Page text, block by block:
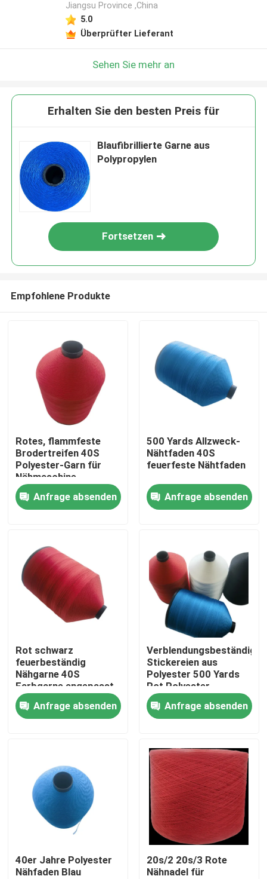
Produkte
Videos
Über uns
Werksbesichtigung
Qualitätskontrolle
Bitte um ein Angebot
Hoher Hartnäckigkeits-Polyester-Faden
Gewebe aus Polyesterfilament mit hoher Festigkeit
Jiangsu Province ,China
5.0
Überprüfter Lieferant
Sehen Sie mehr an
Erhalten Sie den besten Preis für
Blaufibrillierte Garne aus
Polypropylen
Fortsetzen
Empfohlene Produkte
Rotes, flammfeste
Brodertreifen 40S
Polyester-Garn für
Nähmaschine
Anfrage absenden
500 Yards Allzweck-
Nähtfaden 40S
feuerfeste Nähtfaden
Anfrage absenden
Rot schwarz
feuerbeständig
Nähgarne 40S
Farbgarne angepasst
Anfrage absenden
Verblendungsbeständige
Stickereien aus
Polyester 500 Yards
Rot Polyester
Anfrage absenden
40er Jahre Polyester
Nähfaden Blau
20s/2 20s/3 Rote
Nähnadel für